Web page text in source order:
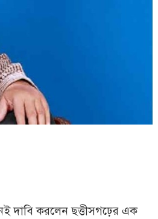
দাবি করলেন ছত্তীসগঢ়ের এক